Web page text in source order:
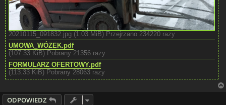
20210115_091832.jpg (1.03 MiB) Przejrzano 234220 razy
UMOWA_WÓZEK.pdf
(107.33 KiB) Pobrany 21356 razy
FORMULARZ OFERTOWY.pdf
(113.33 KiB) Pobrany 28063 razy
ODPOWIEDZ